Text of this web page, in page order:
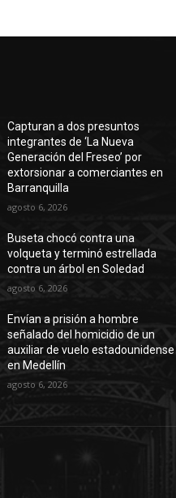
Capturan a dos presuntos
integrantes de ‘La Nueva
Generación del Freseo’ por
extorsionar a comerciantes en
Barranquilla
agosto 6, 2026
Buseta chocó contra una
volqueta y terminó estrellada
contra un árbol en Soledad
agosto 6, 2026
Envían a prisión a hombre
señalado del homicidio de un
auxiliar de vuelo estadounidense
en Medellín
agosto 6, 2026